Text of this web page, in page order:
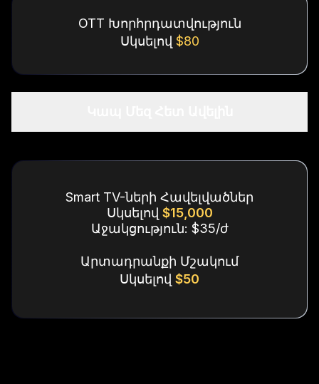
OTT Խորհրդատվություն
Սկսելով $80
Smart TV-ների Հավելվածներ
Սկսելով $15,000
Աջակցություն: $35/ժ
Արտադրանքի Մշակում
Սկսելով $50